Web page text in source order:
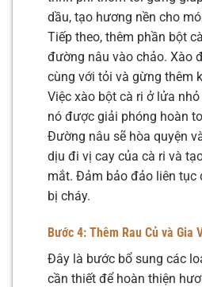
dầu, tạo hương nền cho
Tiếp theo, thêm phần bột
đường nâu vào chảo. Xào
cùng với tỏi và gừng thêm
Việc xào bột cà ri ở lửa
nó được giải phóng hoàn
Đường nâu sẽ hòa quyện
dịu đi vị cay của cà ri và
mắt. Đảm bảo đảo liên tục
bị cháy.
Bước 4: Thêm Rau Củ và Gia
Đây là bước bổ sung các
cần thiết để hoàn thiện